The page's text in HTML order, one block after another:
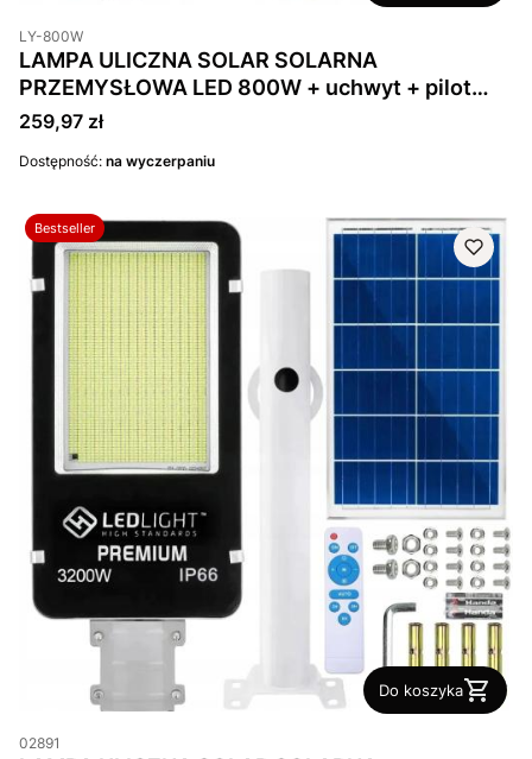
LY-800W
LAMPA ULICZNA SOLAR SOLARNA
PRZEMYSŁOWA LED 800W + uchwyt + pilot
IP67
Cena
259,97 zł
Dostępność: na wyczerpaniu
Bestseller
Do koszyka
02891